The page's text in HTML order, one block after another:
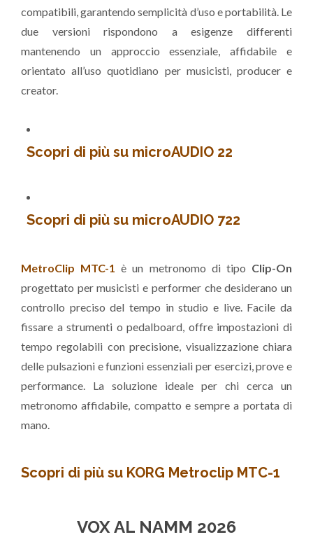
compatibili, garantendo semplicità d’uso e portabilità. Le
due versioni rispondono a esigenze differenti
mantenendo un approccio essenziale, affidabile e
orientato all’uso quotidiano per musicisti, producer e
creator.
Scopri di più su microAUDIO 22
Scopri di più su microAUDIO 722
MetroClip MTC-1 è un metronomo di tipo Clip-On
progettato per musicisti e performer che desiderano un
controllo preciso del tempo in studio e live. Facile da
fissare a strumenti o pedalboard, offre impostazioni di
tempo regolabili con precisione, visualizzazione chiara
delle pulsazioni e funzioni essenziali per esercizi, prove e
performance. La soluzione ideale per chi cerca un
metronomo affidabile, compatto e sempre a portata di
mano.
Scopri di più su KORG Metroclip MTC-1
VOX AL NAMM 2026